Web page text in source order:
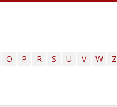
O P R S U V W Z